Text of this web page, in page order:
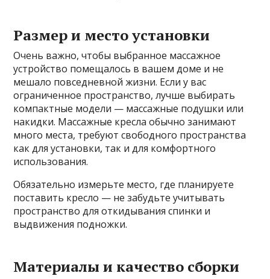
Размер и место установки
Очень важно, чтобы выбранное массажное
устройство помещалось в вашем доме и не
мешало повседневной жизни. Если у вас
ограниченное пространство, лучше выбирать
компактные модели — массажные подушки или
накидки. Массажные кресла обычно занимают
много места, требуют свободного пространства
как для установки, так и для комфортного
использования.
Обязательно измерьте место, где планируете
поставить кресло — не забудьте учитывать
пространство для откидывания спинки и
выдвижения подножки.
Материалы и качество сборки